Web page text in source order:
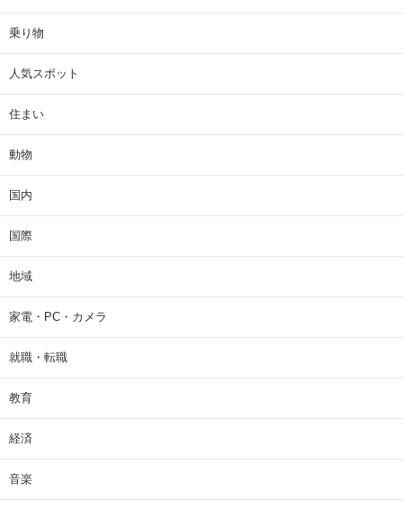
乗り物
人気スポット
住まい
動物
国内
国際
地域
家電・PC・カメラ
就職・転職
教育
経済
音楽